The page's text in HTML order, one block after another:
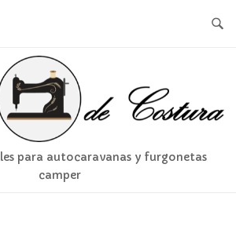
para autocaravanas y furgonetas
camper